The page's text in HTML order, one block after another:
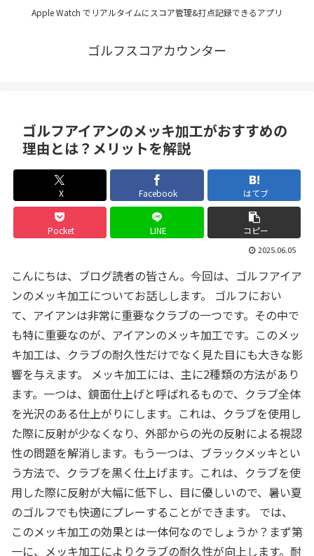
Apple Watch でリアルタイムにスコア管理&打点記録できるアプリ
ゴルフスコアカウンター
ゴルフアイアンのメッキ加工がおすすめの
理由とは？メリットを解説
X Facebook はてブ
Pocket LINE コピー
2025.06.05
こんにちは、ブログ読者の皆さん。今回は、ゴルフアイア
ンのメッキ加工についてお話しします。 ゴルフにおい
て、アイアンは非常に重要なクラブの一つです。その中で
も特に重要なのが、アイアンのメッキ加工です。このメッ
キ加工は、クラブの耐久性だけでなく見た目にも大きな影
響を与えます。 メッキ加工には、主に2種類の方法があり
ます。一つは、鏡面仕上げと呼ばれるもので、クラブ全体
を光沢のある仕上がりにします。これは、クラブを使用し
た際に反射が少なくなり、外部からの光の反射による視認
性の問題を解消します。もう一つは、ブラックメッキとい
う方法で、クラブを黒く仕上げます。これは、クラブを使
用した際に反射が大幅に低下し、目に優しいので、暑い夏
のゴルフでも快適にプレーすることができます。 では、
このメッキ加工の効果とは一体何なのでしょうか？まず第
一に、メッキ加工によりクラブの耐久性が向上します。耐